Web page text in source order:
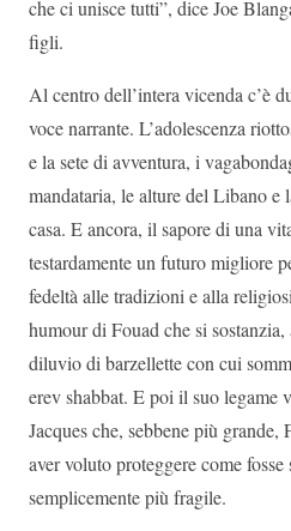
che ci unisce tutti”, dice Joe
figli.
Al centro dell’intera vicenda c’è
voce narrante. L’adolescenza
e la sete di avventura, i
mandataria, le alture del Libano e
casa. E ancora, il sapore di una
testardamente un futuro migliore
fedeltà alle tradizioni e alla
humour di Fouad che si
diluvio di barzellette con cui
erev shabbat. E poi il suo legame
Jacques che, sebbene più grande,
aver voluto proteggere come
semplicemente più fragile.